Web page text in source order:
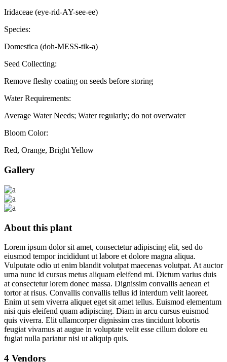
Iridaceae (eye-rid-AY-see-ee)
Species:
Domestica (doh-MESS-tik-a)
Seed Collecting:
Remove fleshy coating on seeds before storing
Water Requirements:
Average Water Needs; Water regularly; do not overwater
Bloom Color:
Red, Orange, Bright Yellow
Gallery
About this plant
Lorem ipsum dolor sit amet, consectetur adipiscing elit, sed do
eiusmod tempor incididunt ut labore et dolore magna aliqua.
Vulputate odio ut enim blandit volutpat maecenas volutpat. At auctor
urna nunc id cursus metus aliquam eleifend mi. Dictum varius duis
at consectetur lorem donec massa. Dignissim convallis aenean et
tortor at risus. Convallis convallis tellus id interdum velit laoreet.
Enim ut sem viverra aliquet eget sit amet tellus. Euismod elementum
nisi quis eleifend quam adipiscing. Diam in arcu cursus euismod
quis viverra. Elit ullamcorper dignissim cras tincidunt lobortis
feugiat vivamus at augue in voluptate velit esse cillum dolore eu
fugiat nulla pariatur nisi ut aliquip quis.
4 Vendors